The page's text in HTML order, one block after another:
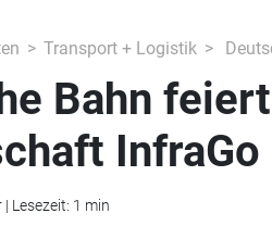
Transport + Logistik
Bahn
InfraGo
Lesezeit: 1 min